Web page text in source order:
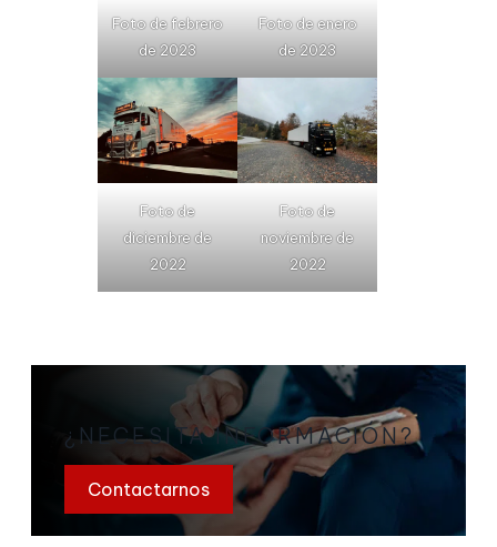
Foto de febrero
de 2023
Foto de enero
de 2023
Foto de
diciembre de
2022
Foto de
noviembre de
2022
¿NECESITA INFORMACIÓN?
Contactarnos